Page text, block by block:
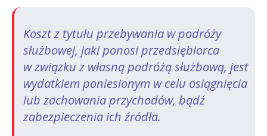
Koszt z tytułu przebywania w podróży
służbowej, jaki ponosi przedsiębiorca
w związku z własną podróżą służbową, jest
wydatkiem poniesionym w celu osiągnięcia
lub zachowania przychodów, bądź
zabezpieczenia ich źródła.